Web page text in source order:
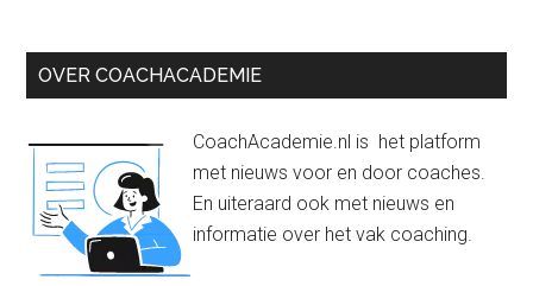
Primaire
OVER COACHACADEMIE
CoachAcademie.nl is het platform
met nieuws voor en door coaches.
En uiteraard ook met nieuws en
informatie over het vak coaching.